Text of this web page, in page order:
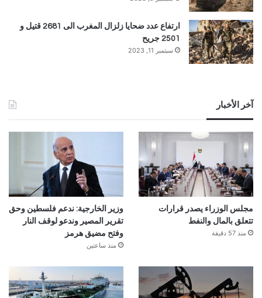
ارتفاع عدد ضحايا زلزال المغرب الى 2681 قتيل و
2501 جريح
سبتمبر 11, 2023
آخر الأخبار
مجلس الوزراء يصدر قرارات
تتعلق بالمال والنفط
منذ 57 دقيقة
وزير الخارجية: ندعم فلسطين وحق
تقرير المصير وندعو لوقف النار
وفتح مضيق هرمز
منذ ساعتين